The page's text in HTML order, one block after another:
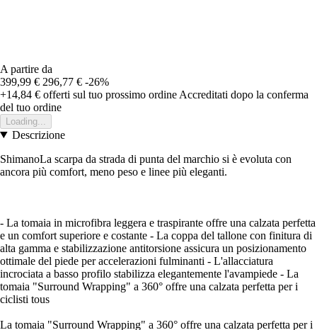
A partire da
399,99 € 296,77 € -26%
+14,84 € offerti sul tuo prossimo ordine Accreditati dopo la conferma
del tuo ordine
Loading...
Descrizione
ShimanoLa scarpa da strada di punta del marchio si è evoluta con
ancora più comfort, meno peso e linee più eleganti.
- La tomaia in microfibra leggera e traspirante offre una calzata perfetta
e un comfort superiore e costante - La coppa del tallone con finitura di
alta gamma e stabilizzazione antitorsione assicura un posizionamento
ottimale del piede per accelerazioni fulminanti - L'allacciatura
incrociata a basso profilo stabilizza elegantemente l'avampiede - La
tomaia "Surround Wrapping" a 360° offre una calzata perfetta per i
ciclisti tous
La tomaia "Surround Wrapping" a 360° offre una calzata perfetta per i